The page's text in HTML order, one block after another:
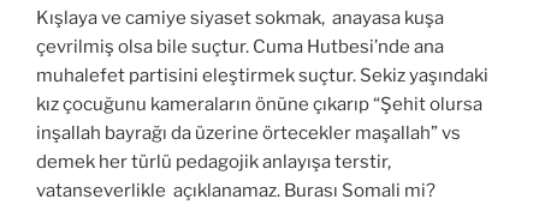
Kışlaya ve camiye siyaset sokmak, anayasa kuşa
çevrilmiş olsa bile suçtur. Cuma Hutbesi’nde ana
muhalefet partisini eleştirmek suçtur. Sekiz yaşındaki
kız çocuğunu kameraların önüne çıkarıp “Şehit olursa
inşallah bayrağı da üzerine örtecekler maşallah” vs
demek her türlü pedagojik anlayışa terstir,
vatanseverlikle açıklanamaz. Burası Somali mi?